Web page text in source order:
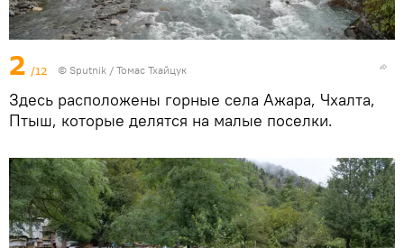
2 /12 © Sputnik / Томас Тхайцук
Здесь расположены горные села Ажара, Чхалта,
Птыш, которые делятся на малые поселки.